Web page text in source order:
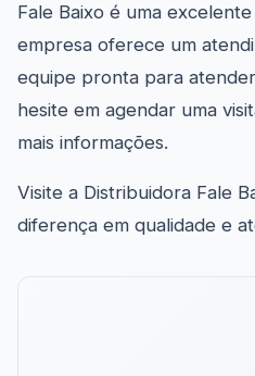
Fale Baixo é uma
empresa oferece um
equipe pronta para
hesite em agendar uma
mais informações.
Visite a Distribuidora Fale
diferença em qualidade e